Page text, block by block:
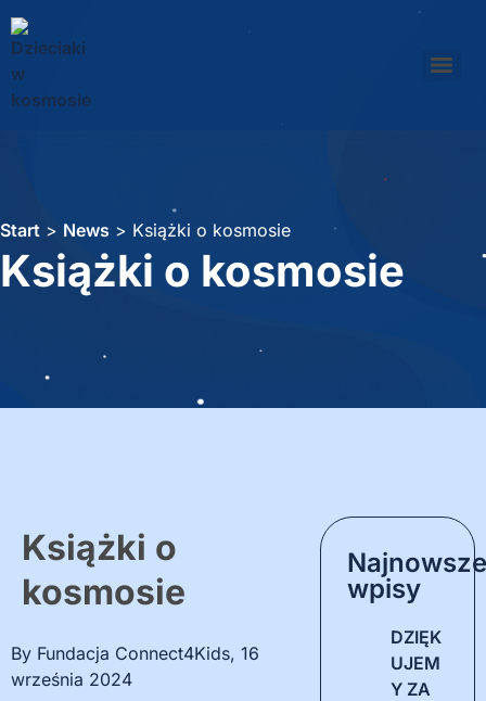
Start > News > Książki o kosmosie
Książki o kosmosie
Książki o
kosmosie
By Fundacja Connect4Kids, 16
września 2024
wpisy
DZIĘK
UJEM
Y ZA